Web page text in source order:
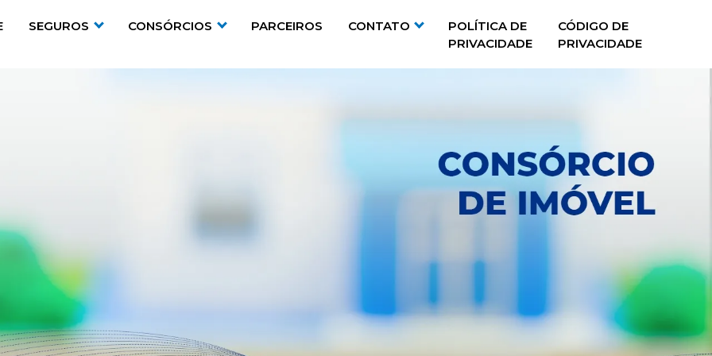
SEGUROS CONSÓRCIOS PARCEIROS CONTATO
POLÍTICA DE
PRIVACIDADE
CÓDIGO DE
PRIVACIDADE